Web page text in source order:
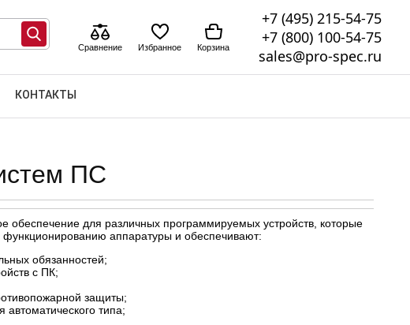
КОНТАКТЫ
Сравнение Избранное Корзина
+7 (495) 215-54-75
+7 (800) 100-54-75
sales@pro-spec.ru
ПС
обеспечение для различных программируемых устройств, которые
аппаратуры и обеспечивают:
обязанностей;
с ПК;
защиты;
типа;